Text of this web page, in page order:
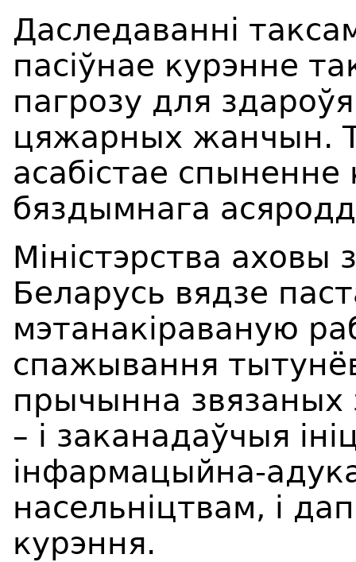
Даследаванні
пасіўнае курэнне
пагрозу для
цяжарных жанчын.
асабістае спыненне
бяздымнага
Міністэрства аховы
Беларусь вядзе
мэтанакіраваную
спажывання
прычынна звязаных
– і заканадаўчыя
інфармацыйна-
насельніцтвам, і
курэння.